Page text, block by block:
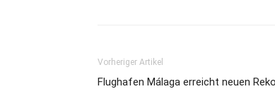
Vorheriger Artikel
Flughafen Málaga erreicht neuen